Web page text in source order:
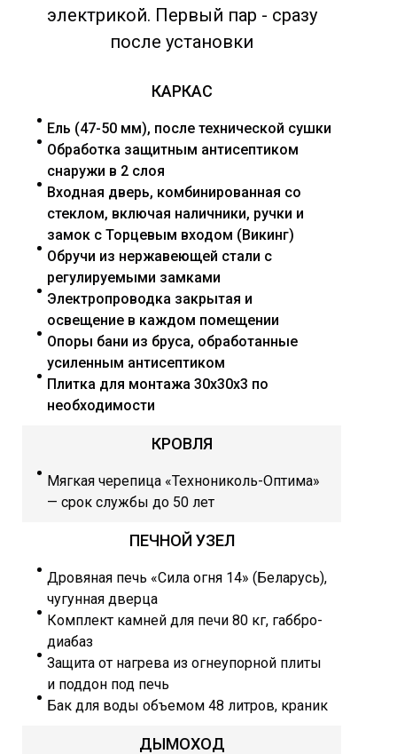
электрикой. Первый пар - сразу
после установки
КАРКАС
Ель (47-50 мм), после технической сушки
Обработка защитным антисептиком
снаружи в 2 слоя
Входная дверь, комбинированная со
стеклом, включая наличники, ручки и
замок с Торцевым входом (Викинг)
Обручи из нержавеющей стали с
регулируемыми замками
Электропроводка закрытая и
освещение в каждом помещении
Опоры бани из бруса, обработанные
усиленным антисептиком
Плитка для монтажа 30х30х3 по
необходимости
КРОВЛЯ
Мягкая черепица «Технониколь-Оптима»
— срок службы до 50 лет
ПЕЧНОЙ УЗЕЛ
Дровяная печь «Сила огня 14» (Беларусь),
чугунная дверца
Комплект камней для печи 80 кг, габбро-
диабаз
Защита от нагрева из огнеупорной плиты
и поддон под печь
Бак для воды объемом 48 литров, краник
ДЫМОХОД